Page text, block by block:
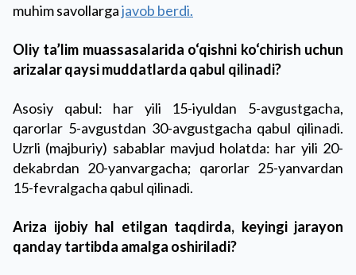
muhim savollargajavob berdi.
Oliy ta’lim muassasalarida o‘qishni ko‘chirish uchun
arizalar qaysi muddatlarda qabul qilinadi?
Asosiy qabul: har yili 15-iyuldan 5-avgustgacha,
qarorlar 5-avgustdan 30-avgustgacha qabul qilinadi.
Uzrli (majburiy) sabablar mavjud holatda: har yili 20-
dekabrdan 20-yanvargacha; qarorlar 25-yanvardan
15-fevralgacha qabul qilinadi.
Ariza ijobiy hal etilgan taqdirda, keyingi jarayon
qanday tartibda amalga oshiriladi?